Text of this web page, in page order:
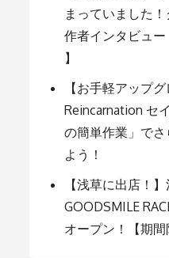
ン
まっていました
作者インタビュ
】
【お手軽アップグ
Reincarnation セ
の簡単作業」で
よう！
【浅草に出店！
GOODSMILE
オープン！【期間